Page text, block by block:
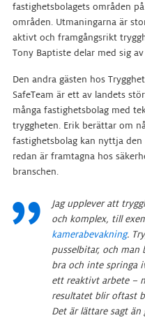
fastighetsbolagets områden
områden. Utmaningarna är
aktivt och framgångsrikt
Tony Baptiste delar med sig
Den andra gästen hos
SafeTeam är ett av landets
många fastighetsbolag med
tryggheten. Erik berättar om
fastighetsbolag kan nyttja
redan är framtagna hos
branschen.
Jag upplever att
och komplex, till
kamerabevakning.
pusselbitar, och
bra och inte springa
ett reaktivt arbete –
resultatet blir oftast
Det är lättare sagt